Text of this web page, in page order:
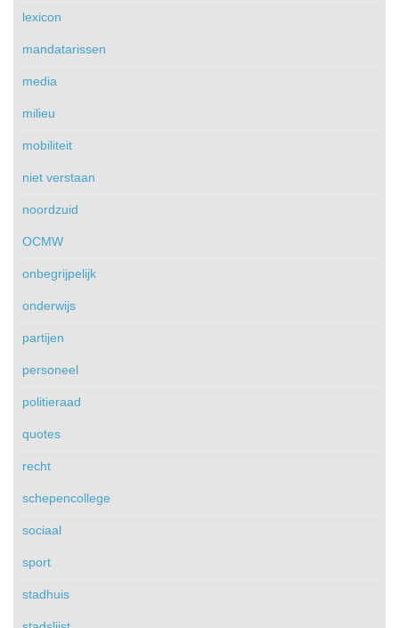
lexicon
mandatarissen
media
milieu
mobiliteit
niet verstaan
noordzuid
OCMW
onbegrijpelijk
onderwijs
partijen
personeel
politieraad
quotes
recht
schepencollege
sociaal
sport
stadhuis